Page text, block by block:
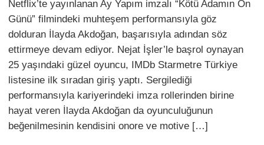
Netflix’te yayınlanan Ay Yapım imzalı “Kötü Adamın On
Günü” filmindeki muhteşem performansıyla göz
dolduran İlayda Akdoğan, başarısıyla adından söz
ettirmeye devam ediyor. Nejat İşler’le başrol oynayan
25 yaşındaki güzel oyuncu, IMDb Starmetre Türkiye
listesine ilk sıradan giriş yaptı. Sergilediği
performansıyla kariyerindeki imza rollerinden birine
hayat veren İlayda Akdoğan da oyunculuğunun
beğenilmesinin kendisini onore ve motive […]